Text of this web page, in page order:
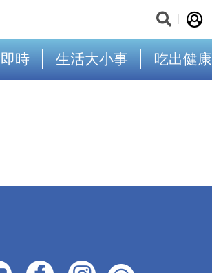
時 生活大小事 吃出健康